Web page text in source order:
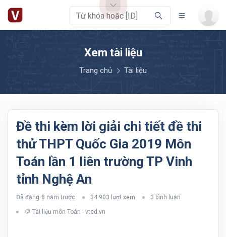
Xem tài liệu
Trang chủ Tài liệu
Đề thi kèm lời giải chi tiết đề thi
thử THPT Quốc Gia 2019 Môn
Toán lần 1 liên trường TP Vinh
tỉnh Nghệ An
Đã đăng 8 năm trước 34.903 lượt xem 3 bình luận
Tài liệu môn Toán - vted.vn